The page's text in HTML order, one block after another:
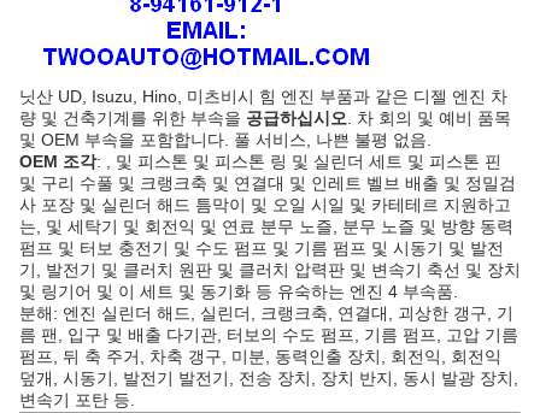
닛산 UD, Isuzu, Hino, 미츠비시 힘 엔진 부품과 같은 디젤 엔진 차
량 및 건축기계를 위한 부속을 공급하십시오 . 차 회의 및 예비 품목
및 OEM 부속을 포함합니다. 풀 서비스, 나쁜 불평 없음.
OEM 조각: , 및 피스톤 및 피스톤 링 및 실린더 세트 및 피스톤 핀
및 구리 수풀 및 크랭크축 및 연결대 및 인레트 벨브 배출 및 정밀검
사 포장 및 실린더 해드 틈막이 및 오일 시일 및 카테테르 지원하고
는, 및 세탁기 및 회전익 및 연료 분무 노즐, 분무 노즐 및 방향 동력
펌프 및 터보 충전기 및 수도 펌프 및 기름 펌프 및 시동기 및 발전
기, 발전기 및 클러치 원판 및 클러치 압력판 및 변속기 축선 및 장치
및 링기어 및 이 세트 및 동기화 등 유숙하는 엔진 4 부속품.
분해: 엔진 실린더 해드, 실린더, 크랭크축, 연결대, 괴상한 갱구, 기
름 팬, 입구 및 배출 다기관, 터보의 수도 펌프, 기름 펌프, 고압 기름
펌프, 뒤 축 주거, 차축 갱구, 미분, 동력인출 장치, 회전익
, 회전익
덮개, 시동기, 발전기 발전기, 전송 장치, 장치 반지, 동시 발광 장치,
변속기 포탄 등.